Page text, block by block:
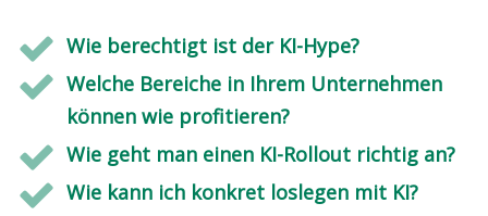
Wie berechtigt ist der KI-Hype?
Welche Bereiche in Ihrem Unternehmen
können wie profitieren?
Wie geht man einen KI-Rollout richtig an?
Wie kann ich konkret loslegen mit KI?